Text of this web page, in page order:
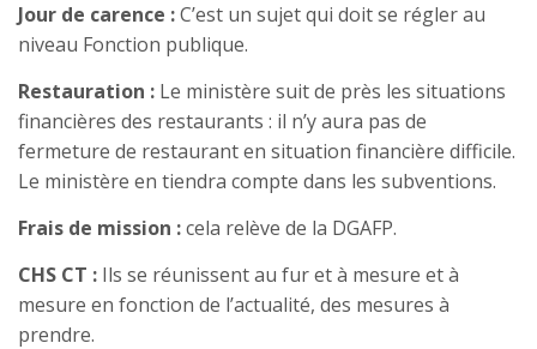
Jour de carence :C’est un sujet qui doit se régler au
niveau Fonction publique.
Restauration : Le ministère suit de près les situations
financières des restaurants : il n’y aura pas de
fermeture de restaurant en situation financière difficile.
Le ministère en tiendra compte dans les subventions.
Frais de mission :cela relève de la DGAFP.
CHS CT : Ils se réunissent au fur et à mesure et à
mesure en fonction de l’actualité, des mesures à
prendre.